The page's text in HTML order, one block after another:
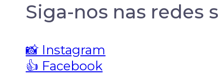
Siga-nos nas redes
📸 Instagram
👍 Facebook